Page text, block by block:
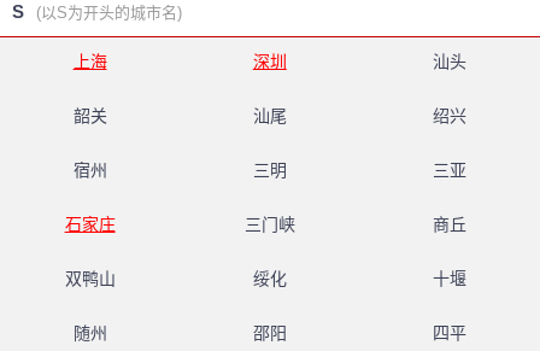
S (以S为开头的城市名)
上海 深圳 汕头
韶关 汕尾 绍兴
宿州 三明 三亚
石家庄 三门峡 商丘
双鸭山 绥化 十堰
随州 邵阳 四平